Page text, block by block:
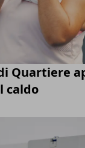
Quartiere
caldo